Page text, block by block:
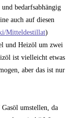
bedarfsabhängig
auch auf diesen
Mitteldestillat)
und Heizöl um zwei
ist vielleicht etwas
aber das ist nur
Gasöl umstellen, da